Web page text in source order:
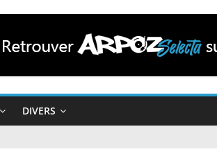
DIVERS